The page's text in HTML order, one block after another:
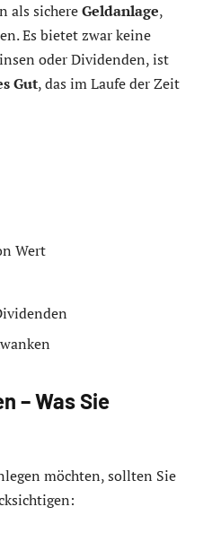
als sichereGeldanlage,
Es bietet zwar keine
oder Dividenden, ist
Gut, das im Laufe der Zeit
Wert
– Was Sie
möchten, sollten Sie